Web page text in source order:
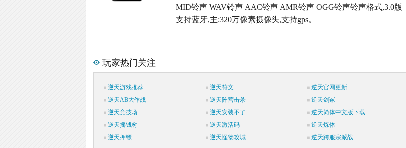
MID铃声 WAV铃声 AAC铃声 AMR铃声 OGG铃声铃声格式,3.0版
支持蓝牙,主:320万像素摄像头,支持gps。
玩家热门关注
逆天游戏推荐 逆天符文
逆天官网更新
逆天AB大作战
逆天阵营击杀
逆天剑冢
逆天竞技场
逆天安装不了
逆天简体中文版下载
逆天摇钱树
逆天激活码
逆天炼体
逆天押镖
逆天怪物攻城 逆天跨服宗派战